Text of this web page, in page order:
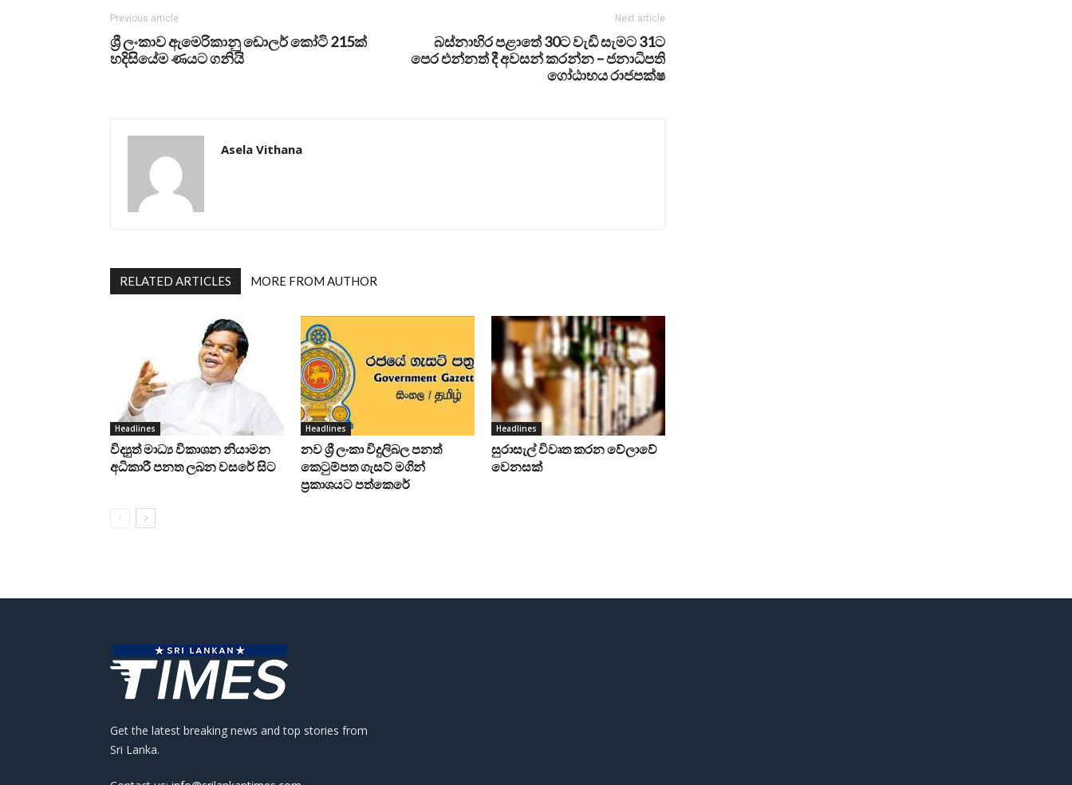
Previous article
ශ්‍රී ලංකාව ඇමෙරිකානු ඩොලර් කෝටි 215ක්
හදිසියේම ණයට ගනියි
Next article
බස්නාහිර පළාතේ 30ට වැඩි සැමට 31ට
පෙර එන්නත් දී අවසන් කරන්න – ජනාධිපති
ගෝඨාභය රාජපක්ෂ
Asela Vithana
RELATED ARTICLES MORE FROM AUTHOR
Headlines
විද්‍යුත් මාධ්‍ය විකාශන නියාමන
අධිකාරී පනත ලබන වසරේ සිට
Headlines
නව ශ්‍රී ලංකා විදුලිබල පනත්
කෙටුම්පත ගැසට් මගින්
ප්‍රකාශයට පත්කෙරේ
Headlines
සුරාසැල් විවෘත කරන වේලාවේ
වෙනසක්
Get the latest breaking news and top stories from
Sri Lanka.